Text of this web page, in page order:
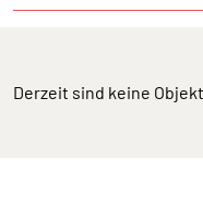
Derzeit sind keine